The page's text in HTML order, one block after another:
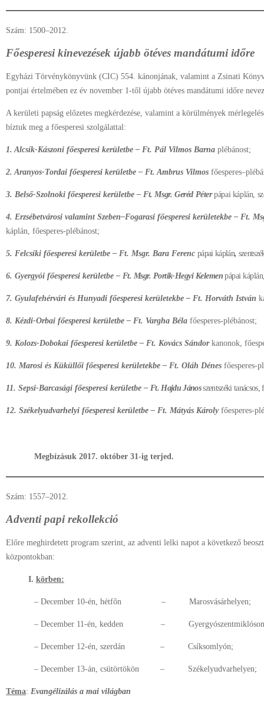
Szám: 1500–2012.
Főesperesi kinevezések újabb ötéves mandátumi időre
Egyházi Törvénykönyvünk (CIC) 554. kánonjának, valamint a Zsinati
pontjai értelmében ez év november 1-től újabb ötéves mandátumi időre
A kerületi papság előzetes megkérdezése, valamint a körülmények
bíztuk meg a főesperesi szolgálattal:
1. Alcsík-Kászoni főesperesi kerületbe – Ft. Pál Vilmos Barna plébánost;
2. Aranyos-Tordai főesperesi kerületbe – Ft. Ambrus Vilmos fő
3. Belső-Szolnoki főesperesi kerületbe – Ft. Msgr. Geréd Péterpápai káplán,
4. Erzsébetvárosi valamint Szeben–Fogarasi főesperesi kerületekbe – Ft.
káplán, főesperes-plébánost;
5. Felcsíki főesperesi kerületbe – Ft. Msgr. Bara Ferenc pápai káplán,
6. Gyergyói főesperesi kerületbe – Ft. Msgr. Portik-Hegyi Kelemenpápai
7. Gyulafehérvári és Hunyadi főesperesi kerületekbe – Ft. Horváth István
8. Kézdi-Orbai főesperesi kerületbe – Ft. Vargha Béla főesperes-plébánost;
9. Kolozs-Dobokai főesperesi kerületbe – Ft. Kovács Sándorkanonok,
10. Marosi és Küküllői főesperesi kerületekbe – Ft. Oláh Dénes főesperes-
11. Sepsi-Barcasági főesperesi kerületbe – Ft. Hajdu Jánosszentszéki tanácsos,
12. Székelyudvarhelyi főesperesi kerületbe – Ft. Mátyás Károly főesperes-
Megbízásuk 2017. október 31-ig terjed.
Szám: 1557–2012.
Adventi papi rekollekció
Előre meghirdetett program szerint, az adventi lelki napot a következő
központokban:
I. körben:
– December 10-én, hétfőn – Marosvásárhelyen;
– December 11-én, kedden –
– December 12-én, szerdán – Csíksomlyón;
– December 13-án, csütörtökön – Székelyudvarhelyen;
Téma: Evangélizálás a mai világban